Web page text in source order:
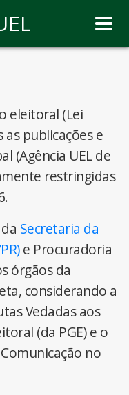
eleitoral (Lei
as publicações e
(Agência UEL de
restringidas
Secretaria da
e Procuradoria
órgãos da
considerando a
Vedadas aos
(da PGE) e o
no